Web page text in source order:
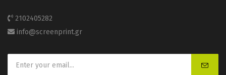
2102405282
info@screenprint.gr